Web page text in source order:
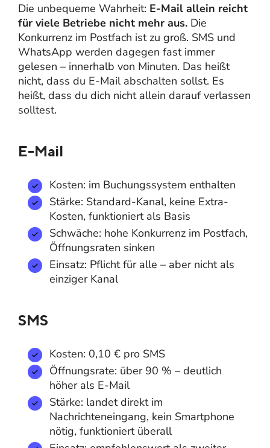
Die unbequeme Wahrheit: E-Mail allein reicht
für viele Betriebe nicht mehr aus. Die
Konkurrenz im Postfach ist zu groß. SMS und
WhatsApp werden dagegen fast immer
gelesen – innerhalb von Minuten. Das heißt
nicht, dass du E-Mail abschalten sollst. Es
heißt, dass du dich nicht allein darauf verlassen
solltest.
E-Mail
Kosten: im Buchungssystem enthalten
Stärke: Standard-Kanal, keine Extra-
Kosten, funktioniert als Basis
Schwäche: hohe Konkurrenz im Postfach,
Öffnungsraten sinken
Einsatz: Pflicht für alle – aber nicht als
einziger Kanal
SMS
Kosten: 0,10 € pro SMS
Öffnungsrate: über 90 % – deutlich
höher als E-Mail
Stärke: landet direkt im
Nachrichteneingang, kein Smartphone
nötig, funktioniert überall